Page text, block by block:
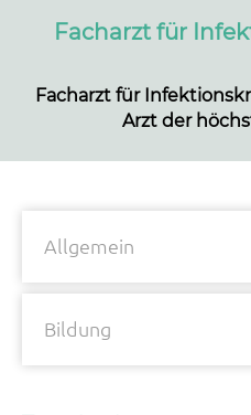
Facharzt für
Facharzt für
Arzt der
Allgemein
Bildung